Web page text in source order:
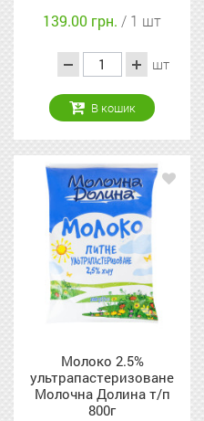
139.00 грн. / 1 шт
шт
В кошик
Молоко 2.5%
ультрапастеризоване
Молочна Долина т/п
800г